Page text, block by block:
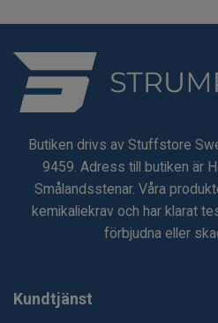
Butiken drivs av Stuffstore
9459. Adress till butiken är
Smålandsstenar. Våra
kemikaliekrav och har klarat
förbjudna eller
Kundtjänst